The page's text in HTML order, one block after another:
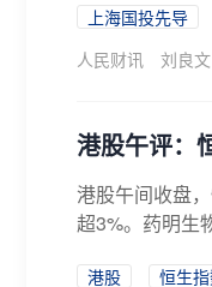
上海国投先导
人民财讯
刘良文
港股午评：
港股午间收盘
超3%。药明生
港股 恒生